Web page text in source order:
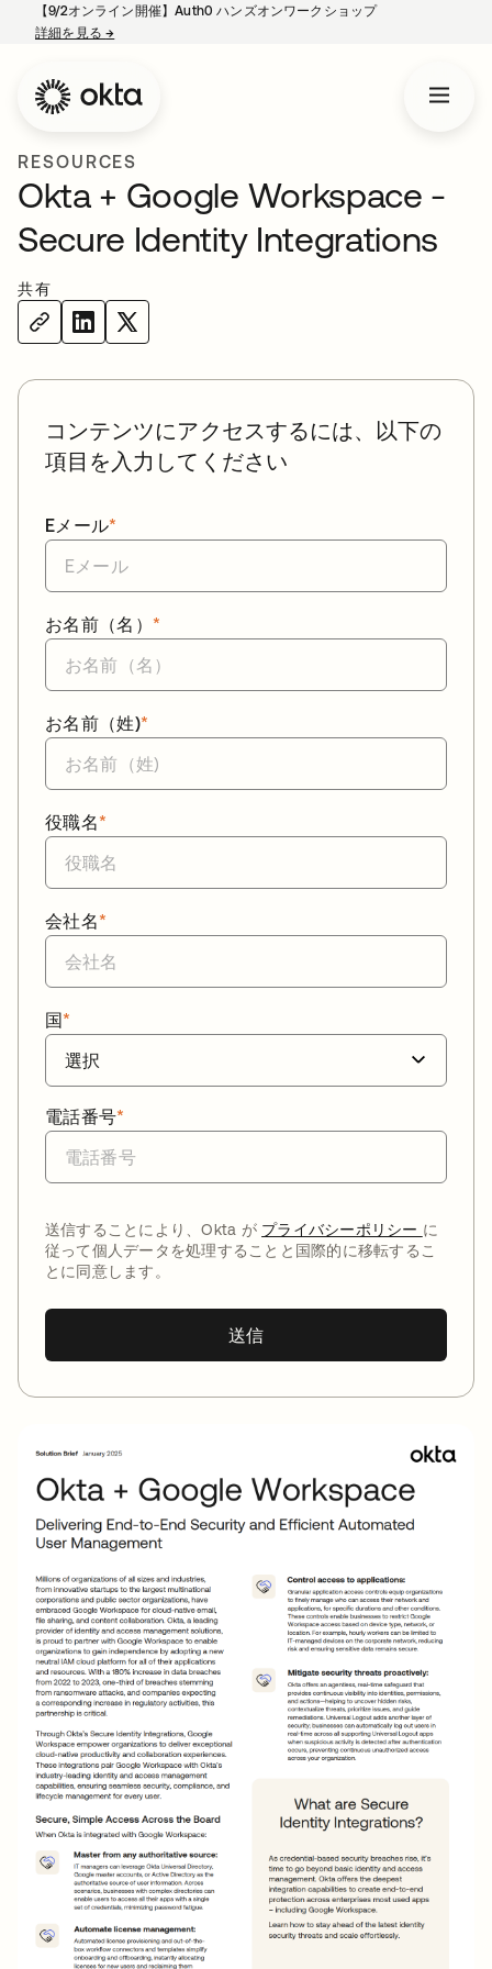
【9/2オンライン開催】Auth0 ハンズオンワークショップ
詳細を見る→
RESOURCES
Okta + Google Workspace -
Secure Identity Integrations
共有
コンテンツにアクセスするには、以下の
項目を入力してください
*
Eメール
*
お名前（名）
*
お名前（姓)
*
役職名
*
会社名
*
国
*
電話番号
送信することにより、Okta が プライバシーポリシー に
従って個人データを処理することと国際的に移転するこ
とに同意します。
送信